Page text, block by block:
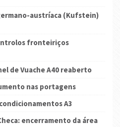
austríaca (Kufstein)
fronteiriços
de Vuache A40 reaberto
nas portagens
A3
encerramento da área